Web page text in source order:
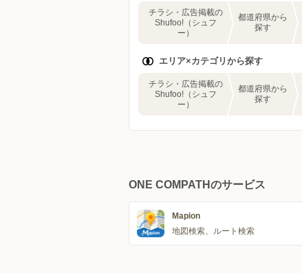
チラシ・広告掲載の
Shufoo!（シュフ
ー）
都道府県から
探す
エリア×カテゴリから探す
チラシ・広告掲載の
Shufoo!（シュフ
ー）
都道府県から
探す
ONE COMPATHのサービス
Mapion
地図検索、ルート検索